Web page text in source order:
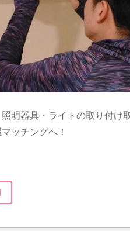
明器具・ライトの取り付け
ッチングへ！